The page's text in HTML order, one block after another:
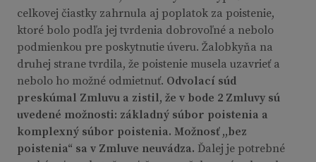
celkovej čiastky zahrnula aj poplatok za poistenie,
ktoré bolo podľa jej tvrdenia dobrovoľné a nebolo
podmienkou pre poskytnutie úveru. Žalobkyňa na
druhej strane tvrdila, že poistenie musela uzavrieť a
nebolo ho možné odmietnuť. Odvolací súd
preskúmal Zmluvu a zistil, že v bode 2 Zmluvy sú
uvedené možnosti: základný súbor poistenia a
komplexný súbor poistenia. Možnosť ,,bez
poistenia“ sa v Zmluve neuvádza. Ďalej je potrebné